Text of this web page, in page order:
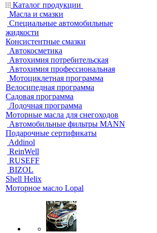
Каталог продукции
Масла и смазки
Специальные автомобильные
жидкости
Консистентные смазки
Автокосметика
Автохимия потребительская
Автохимия профессиональная
Мотоциклетная программа
Велосипедная программа
Садовая программа
Лодочная программа
Моторные масла для снегоходов
Автомобильные фильтры MANN
Подарочные сертификаты
Addinol
ReinWell
RUSEFF
BIZOL
Shell Helix
Моторное масло Lopal